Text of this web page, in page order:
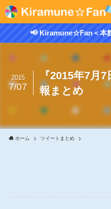
📢 Kiramune☆Fan＜本
『2015年7月
報まとめ
2015
7/07
ホーム ツイートまとめ